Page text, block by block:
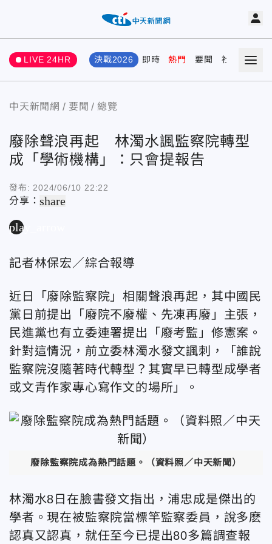
LIVE 24HR 決戰2026 即時 熱門 要聞 社會 娛樂
中天新聞網 要聞 總覽
廢除聲浪再起 林濁水諷監察院轉型
成「學術機構」：只會提報告
發布: 2024/06/10 22:22
分享：share
play_arrow
記者林保宏／綜合報導
近日「廢除監察院」相關聲浪再起，其中國民
黨日前提出「廢院不廢權、先凍再廢」主張，
民進黨也有立委連署提出「廢考監」修憲案。
針對這情況，前立委林濁水發文諷刺，「誰說
監察院沒隨著時代轉型？其實早已轉型成學者
或文青作家專心寫作文的場所」。
廢除監察院成為熱門話題。（資料照／中天新聞）
林濁水8日在臉書發文指出，浦忠成是傑出的
學者。現在被監察院當標竿監察委員，說多麽
認真又認真，就任至今已提出80多篇調查報